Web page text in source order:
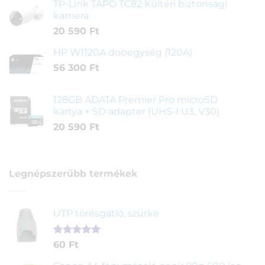
TP-Link TAPO TC82 Kültéri biztonsági
kamera
20 590 Ft
HP W1120A dobegység (120A)
56 300 Ft
128GB ADATA Premier Pro microSD
kártya + SD adapter (UHS-I U3, V30)
20 590 Ft
Legnépszerűbb termékek
UTP törésgátló, szürke
Értékelés
ből,
1
60 Ft